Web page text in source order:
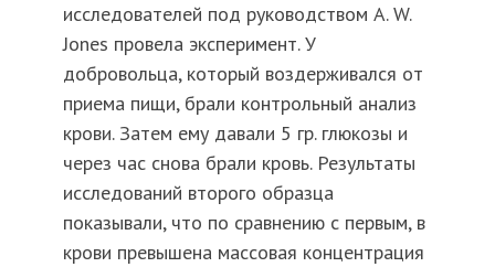
исследователей под руководством A. W.
Jones провела эксперимент. У
добровольца, который воздерживался от
приема пищи, брали контрольный анализ
крови. Затем ему давали 5 гр. глюкозы и
через час снова брали кровь. Результаты
исследований второго образца
показывали, что по сравнению с первым, в
крови превышена массовая концентрация